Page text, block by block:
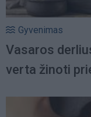
Gyvenimas
Vasaros
verta žinoti